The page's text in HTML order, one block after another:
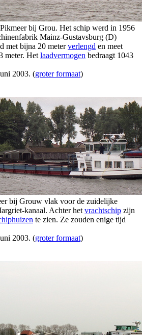
bij Grou. Het schip werd in 1956
Mainz-Gustavsburg (D)
met bijna 20 meterverlengd en meet
meter. Het laadvermogen bedraagt 1043
2003. (groter formaat)
bij Grouw vlak voor de zuidelijke
kanaal. Achter het vrachtschip zijn
te zien. Ze zouden enige tijd
2003. (groter formaat)